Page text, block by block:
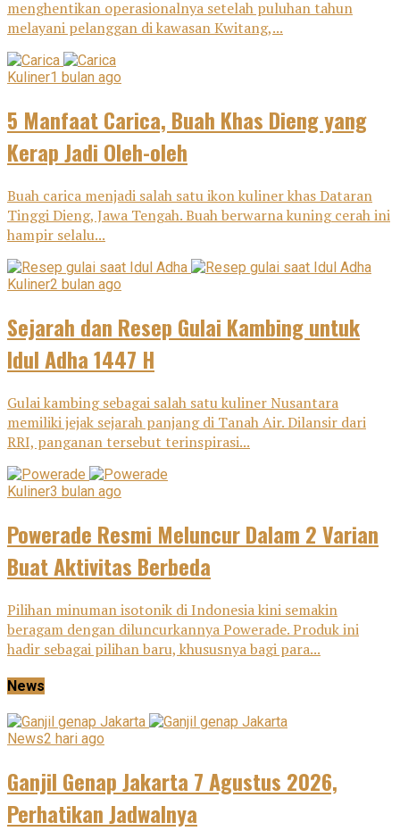
menghentikan operasionalnya setelah puluhan tahun
melayani pelanggan di kawasan Kwitang,...
Kuliner1 bulan ago
5 Manfaat Carica, Buah Khas Dieng yang
Kerap Jadi Oleh-oleh
Buah carica menjadi salah satu ikon kuliner khas Dataran
Tinggi Dieng, Jawa Tengah. Buah berwarna kuning cerah ini
hampir selalu...
Kuliner2 bulan ago
Sejarah dan Resep Gulai Kambing untuk
Idul Adha 1447 H
Gulai kambing sebagai salah satu kuliner Nusantara
memiliki jejak sejarah panjang di Tanah Air. Dilansir dari
RRI, panganan tersebut terinspirasi...
Kuliner3 bulan ago
Powerade Resmi Meluncur Dalam 2 Varian
Buat Aktivitas Berbeda
Pilihan minuman isotonik di Indonesia kini semakin
beragam dengan diluncurkannya Powerade. Produk ini
hadir sebagai pilihan baru, khususnya bagi para...
News
News2 hari ago
Ganjil Genap Jakarta 7 Agustus 2026,
Perhatikan Jadwalnya